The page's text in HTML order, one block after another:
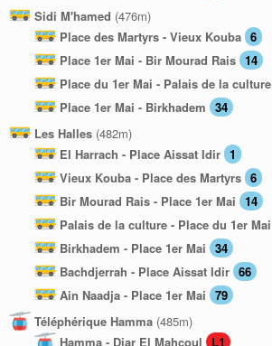
Sidi M'hamed (476m)
Place des Martyrs - Vieux Kouba 6
Place 1er Mai - Bir Mourad Rais 14
Place du 1er Mai - Palais de la culture
Place 1er Mai - Birkhadem 34
Les Halles (482m)
El Harrach - Place Aissat Idir 1
Vieux Kouba - Place des Martyrs 6
Bir Mourad Rais - Place 1er Mai 14
Palais de la culture - Place du 1er Mai
Birkhadem - Place 1er Mai 34
Bachdjerrah - Place Aissat Idir 66
Ain Naadja - Place 1er Mai 79
Téléphérique Hamma (485m)
Hamma - Diar El Mahçoul
L1